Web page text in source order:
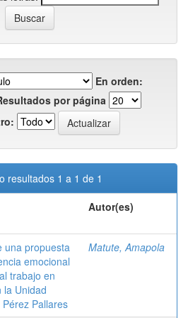
En orden:
por página
resultados 1 a 1 de 1
Autor(es)
una propuesta
emocional
trabajo en
la Unidad
Pallares
Matute, Amapola